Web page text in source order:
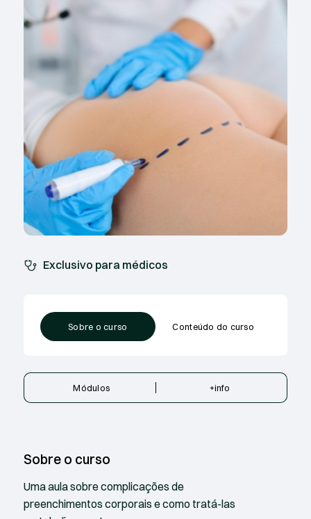
Exclusivo para médicos
Sobre o curso Conteúdo do curso
Módulos +info
Sobre o curso
Uma aula sobre complicações de
preenchimentos corporais e como tratá-las